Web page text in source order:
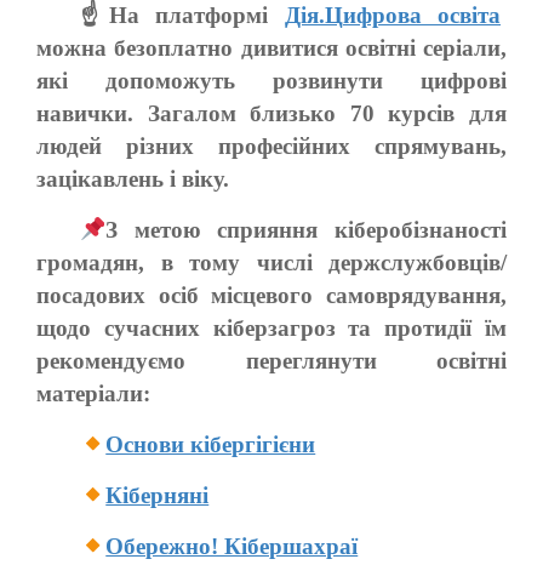
☝На платформі
Дія.Цифрова освіта
можна безоплатно дивитися освітні серіали,
які допоможуть розвинути цифрові
навички. Загалом близько 70 курсів для
людей різних професійних спрямувань,
зацікавлень і віку.
З метою сприяння кіберобізнаності
громадян, в тому числі держслужбовців/
посадових осіб місцевого самоврядування,
щодо сучасних кіберзагроз та протидії їм
рекомендуємо переглянути освітні
матеріали:
Основи кібергігієни
Кіберняні
Обережно! Кібершахраї